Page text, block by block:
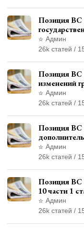
Позиция ВС
Админ
26k статей /
Позиция ВС
изменений
лесного
Админ
26k статей /
Позиция ВС
адвоката в
Админ
26k статей /
Позиция ВС
10 части 1
уволенным
Админ
26k статей /